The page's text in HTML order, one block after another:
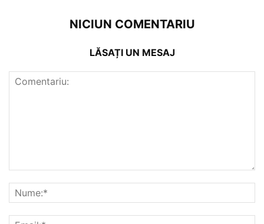
NICIUN COMENTARIU
LĂSAȚI UN MESAJ